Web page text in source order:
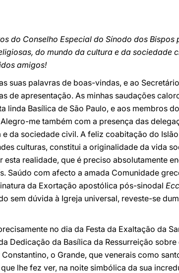
do Conselho Especial do Sínodo dos Bispos
do mundo da cultura e da sociedade
amigos!
suas palavras de boas-vindas, e ao
de apresentação. As minhas saudações
linda Basílica de São Paulo, e aos membros
me também com a presença das
da sociedade civil. A feliz coabitação do
culturas, constitui a originalidade da vida
realidade, que é preciso absolutamente
Saúdo com afecto a amada Comunidade
da Exortação apostólica pós-sinodal
sem dúvida à Igreja universal, reveste-se
no dia da Festa da Exaltação da
Dedicação da Basílica da Ressurreição
o Grande, que venerais como
lhe fez ver, na noite simbólica da sua